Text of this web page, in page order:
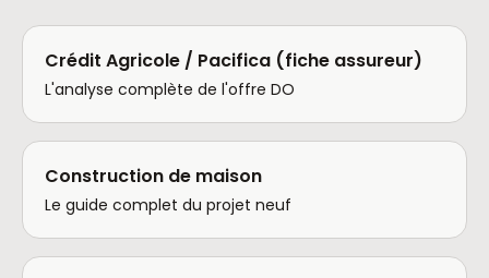
Crédit Agricole / Pacifica (fiche assureur)
L'analyse complète de l'offre DO
Construction de maison
Le guide complet du projet neuf